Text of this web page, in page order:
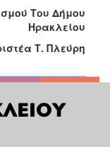
Του Δήμου
Ηρακλείου
Τ. Πλεύρη